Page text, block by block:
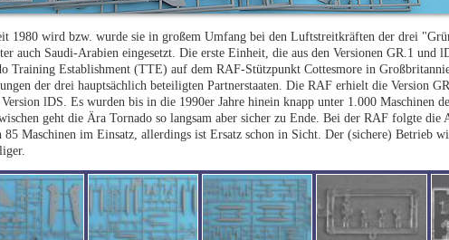
1980 wird bzw. wurde sie in großem Umfang bei den Luftstreitkräften der drei
auch Saudi-Arabien eingesetzt. Die erste Einheit, die aus den Versionen GR.1 und
Training Establishment (TTE) auf dem RAF-Stützpunkt Cottesmore in
der drei hauptsächlich beteiligten Partnerstaaten. Die RAF erhielt die Version
lDS. Es wurden bis in die 1990er Jahre hinein knapp unter 1.000 Maschinen
geht die Ära Tornado so langsam aber sicher zu Ende. Bei der RAF folgte die
Maschinen im Einsatz, allerdings ist Ersatz schon in Sicht. Der (sichere) Betrieb